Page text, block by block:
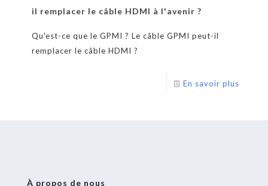
il remplacer le câble HDMI à l'avenir ?
Qu'est-ce que le GPMI ? Le câble GPMI peut-il
remplacer le câble HDMI ?
En savoir plus
À propos de nous